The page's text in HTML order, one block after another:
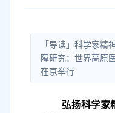
「导读」科学家
障研究：世界高原
在京举行
弘扬科学家